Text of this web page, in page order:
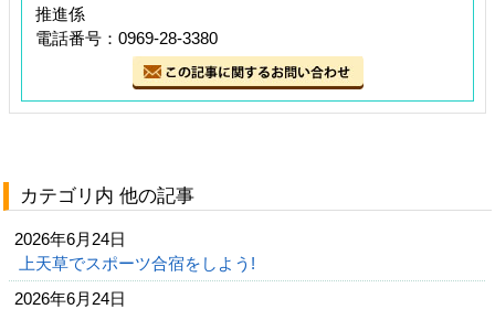
推進係
電話番号：0969-28-3380
カテゴリ内 他の記事
2026年6月24日
上天草でスポーツ合宿をしよう!
2026年6月24日